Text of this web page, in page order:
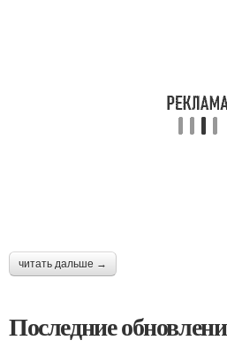
читать дальше →
Последние